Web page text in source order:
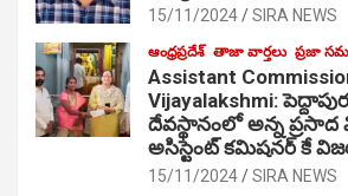
15/11/2024 SIRA NEWS
ఆంధ్రప్రదేశ్ తాజా వార్తలు ప్రజా
Assistant
Vijayalakshmi:
దేవస్థానంలో అన్న ప్రసాద
అసిస్టెంట్ కమిషనర్ కే
15/11/2024 SIRA NEWS